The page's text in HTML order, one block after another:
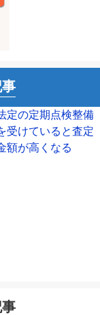
定の定期点検整備
受けていると査定
額が高くなる